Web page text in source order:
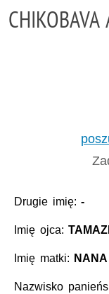
CHIKOBAVA
Drugie imię:-
Imię ojca:TAMAZI
Imię matki: NANA
Nazwisko